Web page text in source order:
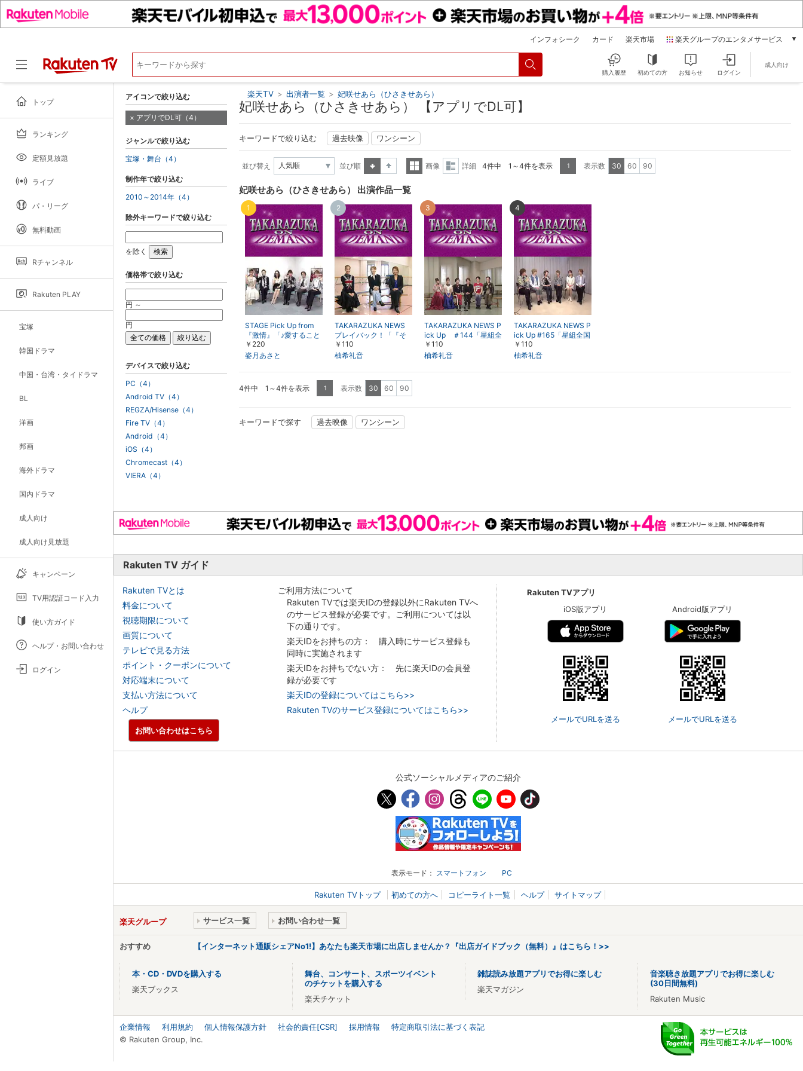
インフォシーク カード 楽天市場 楽天グループのエンタメサービス
本/ゲーム/CD/DVD
動画配信
購入履歴 初めての方 お知らせ ログイン
成人向け
トップ
ランキング
定額見放題
ライブ
パ・リーグ
無料動画
Rチャンネル
Rakuten PLAY
宝塚
韓国ドラマ
中国・台湾・タイドラマ
BL
洋画
邦画
海外ドラマ
国内ドラマ
成人向け
成人向け見放題
キャンペーン
TV用認証コード入力
使い方ガイド
ヘルプ・お問い合わせ
ログイン
楽天TV > 出演者一覧 > 妃咲せあら（ひさきせあら）
妃咲せあら（ひさきせあら） 【アプリでDL可】
キーワードで絞り込む 過去映像 ワンシーン
並び替え
並び順
表示
画像
詳細 4件中 1～4件を表示 1 表示数 30 60 90
妃咲せあら（ひさきせあら） 出演作品一覧
STAGE Pick Up from
『激情』「♪愛すること
生きること どうしてこ
んなに切ないの」
￥220
姿月あさと
1
TAKARAZUKA NEWS
プレイバック！「『そ
れでも船は行く』主演
者インタビュー」～20
￥110
柚希礼音
2
TAKARAZUKA NEWS P
ick Up ＃144「星組全
国ツアー公演『再会』
『ソウル・オブ・シ
￥110
柚希礼音
3
TAKARAZUKA NEWS P
ick Up #165「星組全国
ツアー公演『激情』『B
OLERO』稽古場トー
￥110
柚希礼音
4
4件中 1～4件を表示 1 表示数 30 60 90
キーワードで探す 過去映像 ワンシーン
アイコンで絞り込む
アプリでDL可（4）
ジャンルで絞り込む
宝塚・舞台（4）
制作年で絞り込む
2010～2014年（4）
除外キーワードで絞り込む
を除く
価格帯で絞り込む
円 ～
円
デバイスで絞り込む
PC（4）
Android TV（4）
REGZA/Hisense（4）
Fire TV（4）
Android（4）
iOS（4）
Chromecast（4）
VIERA（4）
Rakuten TV ガイド
Rakuten TVとは
料金について
視聴期限について
画質について
テレビで見る方法
ポイント・クーポンについて
対応端末について
支払い方法について
ヘルプ
ご利用方法について
Rakuten TVでは楽天IDの登録以外にRakuten TVへ
のサービス登録が必要です。ご利用については以
下の通りです。
楽天IDをお持ちの方： 購入時にサービス登録も
同時に実施されます
楽天IDをお持ちでない方： 先に楽天IDの会員登
録が必要です
楽天IDの登録についてはこちら>>
Rakuten TVのサービス登録についてはこちら>>
Rakuten TVアプリ
iOS版アプリ
メールでURLを送る
Android版アプリ
メールでURLを送る
お問い合わせはこちら
公式ソーシャルメディアのご紹介
表示モード： スマートフォン PC
Rakuten TVトップ 初めての方へ コピーライト一覧 ヘルプ サイトマップ
楽天グループ サービス一覧 お問い合わせ一覧
おすすめ 【インターネット通販シェアNo1!】あなたも楽天市場に出店しませんか？『出店ガイドブック（無料）』はこちら！>>
本・CD・DVDを購入する
楽天ブックス
舞台、コンサート、スポーツイベント
のチケットを購入する
楽天チケット
雑誌読み放題アプリでお得に楽しむ
楽天マガジン
音楽聴き放題アプリでお得に楽しむ
(30日間無料)
Rakuten Music
企業情報 利用規約 個人情報保護方針 社会的責任[CSR] 採用情報
特定商取引法に基づく表記
© Rakuten Group, Inc.